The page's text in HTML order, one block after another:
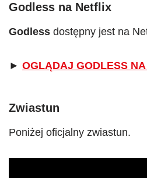
Godless na Netflix
Godless dostępny jest na
► OGLĄDAJ GODLESS
Zwiastun
Poniżej oficjalny zwiastun.